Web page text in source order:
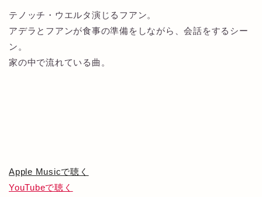
テノッチ・ウエルタ演じるフアン。
アデラとフアンが食事の準備をしながら、会話をするシー
ン。
家の中で流れている曲。
Apple Musicで聴く
YouTubeで聴く